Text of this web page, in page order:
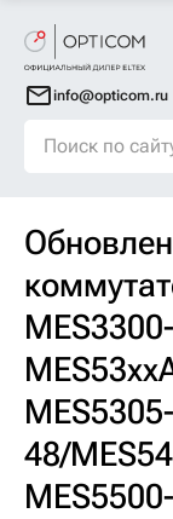
info@opticom.ru
48/